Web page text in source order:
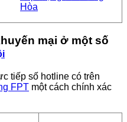
Hòa
mại ở một số
tiếp số hotline có trên
FPT một cách chính xác